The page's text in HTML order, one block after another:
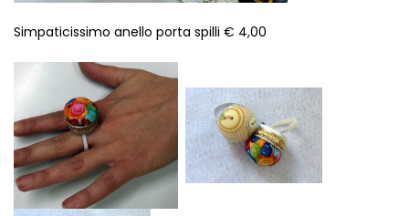
Simpaticissimo anello porta spilli € 4,00